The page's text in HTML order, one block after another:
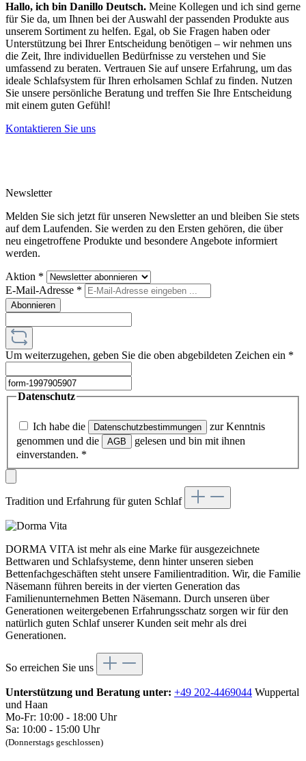
Hallo, ich bin Danillo Deutsch. Meine Kollegen und ich sind gerne
für Sie da, um Ihnen bei der Auswahl der passenden Produkte aus
unserem Sortiment zu helfen. Egal, ob Sie Fragen haben oder
Unterstützung bei Ihrer Entscheidung benötigen – wir nehmen uns
die Zeit, Ihre individuellen Bedürfnisse zu verstehen und Sie
umfassend zu beraten. Vertrauen Sie auf unsere Erfahrung, um das
ideale Schlafsystem für Ihren erholsamen Schlaf zu finden. Nutzen
Sie unsere persönliche Beratung und treffen Sie Ihre Entscheidung
mit einem guten Gefühl!
Kontaktieren Sie uns
Newsletter
Melden Sie sich jetzt für unseren Newsletter an und bleiben Sie stets
auf dem Laufenden. Sie werden zu den Ersten gehören, die über
neu eingetroffene Produkte und besondere Angebote informiert
werden.
Aktion *
E-Mail-Adresse *
Abonnieren
Um weiterzugehen, geben Sie die oben abgebildeten Zeichen ein *
Datenschutz
Ich habe die Datenschutzbestimmungen
zur Kenntnis
genommen und die
AGB
gelesen und bin mit ihnen
einverstanden. *
Tradition und Erfahrung für guten Schlaf
DORMA VITA ist mehr als eine Marke für ausgezeichnete
Bettwaren und Schlafsysteme, denn hinter unseren sieben
Bettenfachgeschäften steht unsere Familientradition. Wir, die Familie
Näsemann führen bereits in der vierten Generation das
Familienunternehmen Betten Näsemann. Durch unseren über
Generationen weitergebenen Erfahrungsschatz sorgen wir für den
natürlich guten Schlaf unserer Kunden seit mehr als drei
Generationen.
So erreichen Sie uns
Unterstützung und Beratung unter: +49 202-4469044 Wuppertal
und Haan
Mo-Fr: 10:00 - 18:00 Uhr
Sa: 10:00 - 15:00 Uhr
(Donnerstags geschlossen)